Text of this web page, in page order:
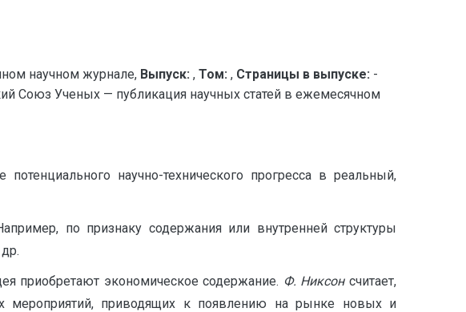
научном журнале, Выпуск: , Том: , Страницы в выпуске: -
Ученых — публикация научных статей в ежемесячном
научно-технического прогресса в реальный,
по признаку содержания или внутренней структуры
приобретают экономическое содержание. Ф. Никсонсчитает,
мероприятий, приводящих к появлению на рынке новых и